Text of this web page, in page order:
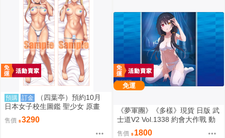
預購 訂金
（四葉亭）預約10月
日本女子校生圖鑑 聖少女 原畫
嵯峨野えみる 日曬ver 抱枕套 08
26
售價 3290
免運
《夢軍團》《多樣》現貨 日版 武
士道V2 Vol.1338 約會大作戰 動
漫桌墊 卡墊 時崎狂三
售價 1800